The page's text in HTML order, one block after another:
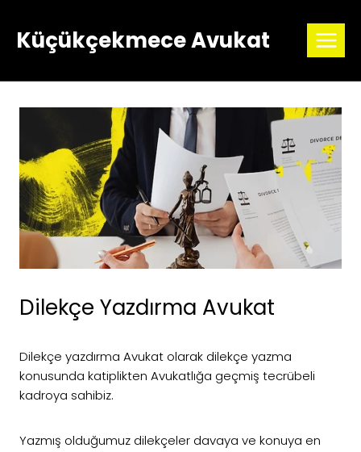
content
Küçükçekmece Avukat
Dilekçe Yazdırma Avukat
Dilekçe yazdırma Avukat olarak dilekçe yazma
konusunda katiplikten Avukatlığa geçmiş tecrübeli
kadroya sahibiz.
Yazmış olduğumuz dilekçeler davaya ve konuya en